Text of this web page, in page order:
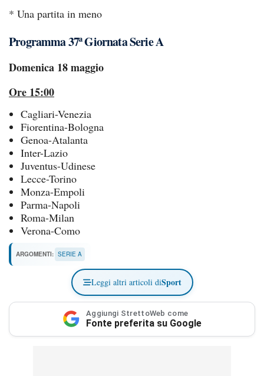
* Una partita in meno
Programma 37ª Giornata Serie A
Domenica 18 maggio
Ore 15:00
Cagliari-Venezia
Fiorentina-Bologna
Genoa-Atalanta
Inter-Lazio
Juventus-Udinese
Lecce-Torino
Monza-Empoli
Parma-Napoli
Roma-Milan
Verona-Como
ARGOMENTI: SERIE A
Leggi altri articoli diSport
Aggiungi StrettoWeb come
Fonte preferita su Google